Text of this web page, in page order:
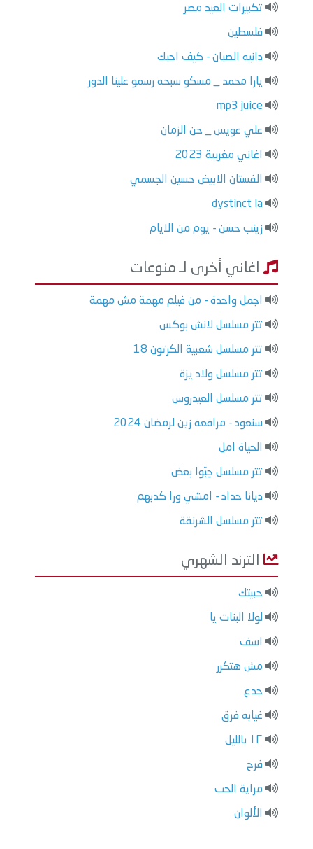
تكبيرات العيد مصر
فلسطين
دانيه الصبان - كيف احبك
يارا محمد _ مسكو سبحه رسمو علينا الدور
mp3 juice
علي عويس _ حن الزمان
اغاني مغربية 2023
الفستان الابيض حسين الجسمي
dystinct la
زينب حسن - يوم من الايام
اغاني أخرى لـ منوعات
اجمل واحدة - من فيلم مهمة مش مهمة
تتر مسلسل لانش بوكس
تتر مسلسل شعبية الكرتون 18
تتر مسلسل ولاد يزة
تتر مسلسل العيدروس
سنعود - مرافعة زين لرمضان 2024
الحياة امل
تتر مسلسل حِبّوا بعض
ديانا حداد - امشي ورا كدبهم
تتر مسلسل الشرنقة
الترند الشهري
حبيتك
لولا البنات يا
اسف
مش هتكرر
جدع
غيابه فرق
١٢ بالليل
فرح
مراية الحب
الألوان